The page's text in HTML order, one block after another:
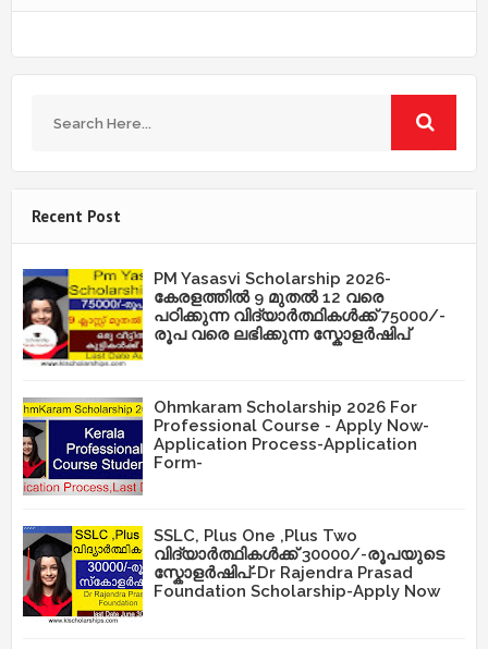
Recent Post
PM Yasasvi Scholarship 2026-
കേരളത്തിൽ 9 മുതൽ 12 വരെ
പഠിക്കുന്ന വിദ്യാർത്ഥികൾക്ക് 75000/-
രൂപ വരെ ലഭിക്കുന്ന സ്കോളർഷിപ്
Ohmkaram Scholarship 2026 For
Professional Course - Apply Now-
Application Process-Application
Form-
SSLC, Plus One ,Plus Two
വിദ്യാർത്ഥികൾക്ക് 30000/-രൂപയുടെ
സ്കോളർഷിപ്-Dr Rajendra Prasad
Foundation Scholarship-Apply Now